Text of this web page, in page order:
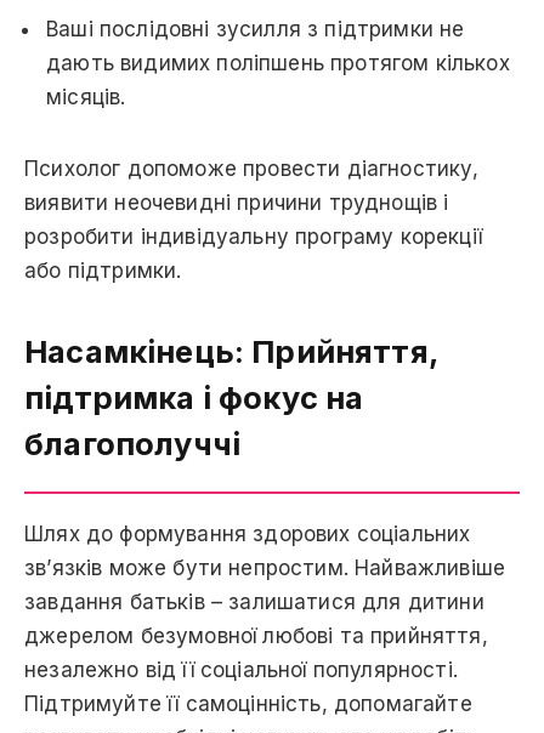
Ваші послідовні зусилля з підтримки не
дають видимих поліпшень протягом кількох
місяців.
Психолог допоможе провести діагностику,
виявити неочевидні причини труднощів і
розробити індивідуальну програму корекції
або підтримки.
Насамкінець: Прийняття,
підтримка і фокус на
благополуччі
Шлях до формування здорових соціальних
зв’язків може бути непростим. Найважливіше
завдання батьків – залишатися для дитини
джерелом безумовної любові та прийняття,
незалежно від її соціальної популярності.
Підтримуйте її самоцінність, допомагайте